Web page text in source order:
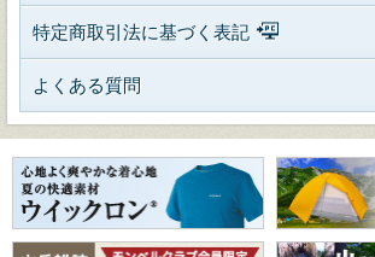
特定商取引法に基づく表記
よくある質問